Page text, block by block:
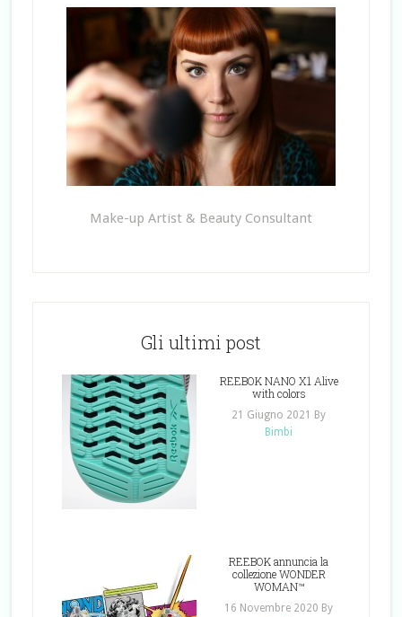
Make-up Artist & Beauty Consultant
Gli ultimi post
REEBOK NANO X1 Alive
with colors
21 Giugno 2021 By
Bimbi
REEBOK annuncia la
collezione WONDER
WOMAN™
16 Novembre 2020 By